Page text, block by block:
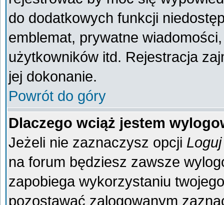
do dodatkowych funkcji
emblemat, prywatne
użytkowników itd. Rejestracja
jej dokonanie.
Powrót do góry
Dlaczego wciąż jestem
Jeżeli nie zaznaczysz opcji
na forum będziesz zawsze
zapobiega wykorzystaniu
pozostawać zalogowanym